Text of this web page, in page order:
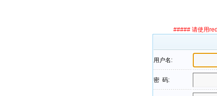
##### 请使用
用户名:
密 码: